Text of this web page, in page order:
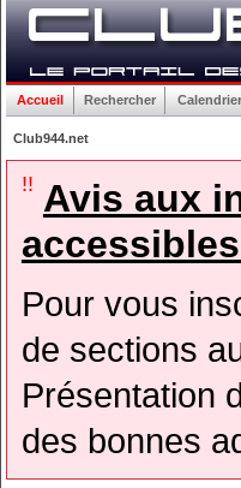
Accueil Rechercher Calendrier
Club944.net
!! Avis aux
Pour vous
de sections
Présentation
des bonnes